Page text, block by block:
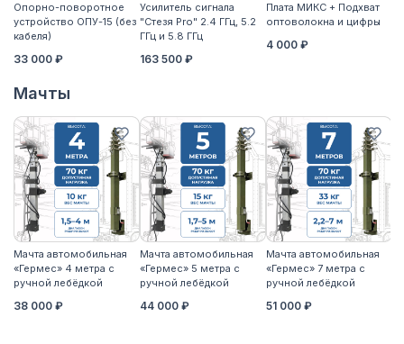
Опорно-поворотное
устройство ОПУ-15 (без
кабеля)
33 000 ₽
Усилитель сигнала
"Стезя Pro" 2.4 ГГц, 5.2
ГГц и 5.8 ГГц
163 500 ₽
Плата МИКС + Подхват
оптоволокна и цифры
4 000 ₽
Мачты
Мачта автомобильная
«Гермес» 4 метра с
ручной лебёдкой
38 000 ₽
Мачта автомобильная
«Гермес» 5 метра с
ручной лебёдкой
44 000 ₽
Мачта автомобильная
«Гермес» 7 метра с
ручной лебёдкой
51 000 ₽